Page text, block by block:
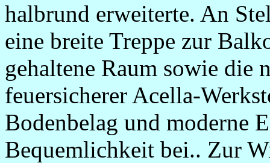
halbrund erweiterte. An
eine breite Treppe zur
gehaltene Raum sowie die
feuersicherer Acella-
Bodenbelag und moderne
Bequemlichkeit bei.. Zur